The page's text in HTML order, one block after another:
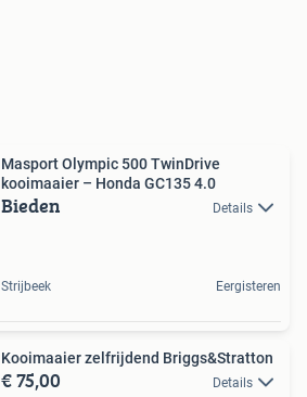
Masport Olympic 500 TwinDrive
kooimaaier – Honda GC135 4.0
Bieden Details
Strijbeek Eergisteren
Kooimaaier zelfrijdend Briggs&Stratton
€ 75,00 Details